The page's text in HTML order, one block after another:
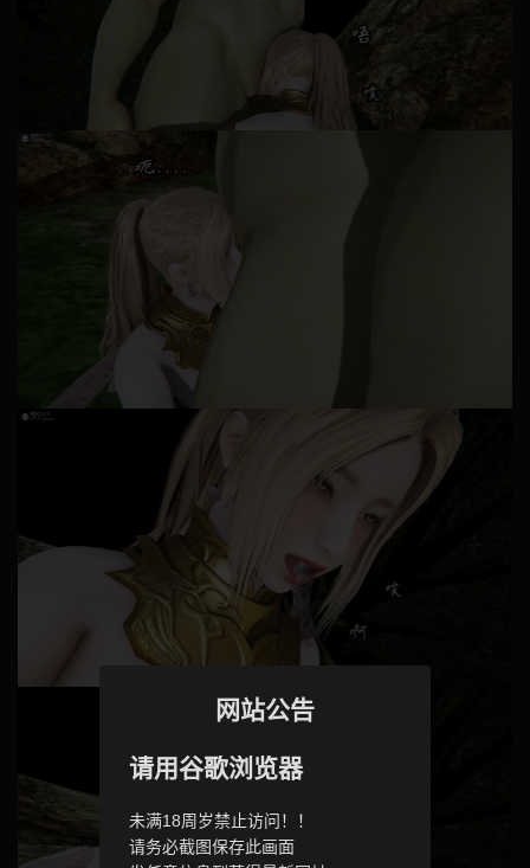
网站公告
请用谷歌浏览器
未满18周岁禁止访问！！
请务必截图保存此画面